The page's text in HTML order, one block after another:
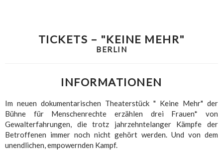
TICKETS – "KEINE MEHR"
BERLIN
INFORMATIONEN
Im neuen dokumentarischen Theaterstück " Keine Mehr" der
Bühne für Menschenrechte erzählen drei Frauen* von
Gewalterfahrungen, die trotz jahrzehntelanger Kämpfe der
Betroffenen immer noch nicht gehört werden. Und von dem
unendlichen, empowernden Kampf.